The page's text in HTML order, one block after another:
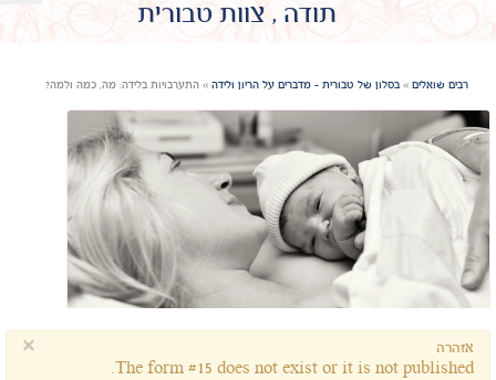
תודה , צוות טבורית
רבים שואלים »בסלון של טבורית - מדברים על הריון ולידה » התערבויות בלידה: מה, כמה ולמה?
× אזהרה
The form #15 does not exist or it is not published.